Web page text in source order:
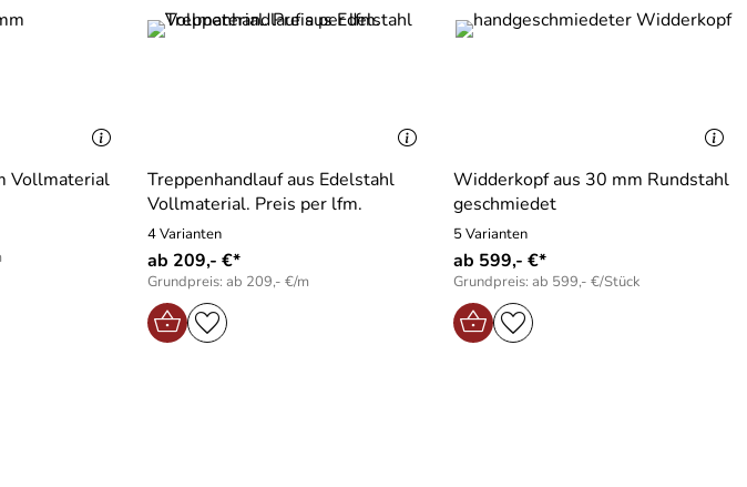
Vollmaterial
Treppenhandlauf aus Edelstahl
Vollmaterial. Preis per lfm.
4 Varianten
ab 209,- €*
Grundpreis: ab 209,- €/m
Widderkopf aus 30 mm Rundstahl
geschmiedet
5 Varianten
ab 599,- €*
Grundpreis: ab 599,- €/Stück